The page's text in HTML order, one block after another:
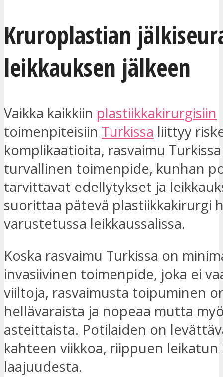
Kruroplastian
leikkauksen jälkeen
Vaikka kaikkiin plastiikkakirurgisiin
toimenpiteisiin Turkissa liittyy
komplikaatioita, rasvaimu
turvallinen toimenpide, kunhan
tarvittavat edellytykset ja
suorittaa pätevä plastiikkakirurgi
varustetussa leikkaussalissa.
Koska rasvaimu Turkissa on
invasiivinen toimenpide, joka ei
viiltoja, rasvaimusta toipuminen
hellävaraista ja nopeaa mutta
asteittaista. Potilaiden on
kahteen viikkoa, riippuen leikatun
laajuudesta.